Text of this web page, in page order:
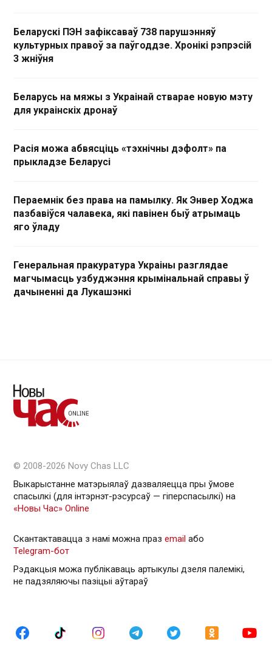
Беларускі ПЭН зафіксаваў 738 парушэнняў
культурных правоў за паўгоддзе. Хронікі рэпрэсій
3 жніўня
Беларусь на мяжы з Украінай стварае новую мэту
для украінскіх дронаў
Расія можа абвясціць «тэхнічны дэфолт» па
прыкладзе Беларусі
Пераемнік без права на памылку. Як Энвер Ходжа
пазбавіўся чалавека, які павінен быў атрымаць
яго ўладу
Генеральная пракуратура Украіны разглядае
магчымасць узбуджэння крымінальнай справы ў
дачыненні да Лукашэнкі
© 2008-2026 Novy Chas LLC
Выкарыстанне матэрыялаў дазваляецца пры ўмове
спасылкі (для інтэрнэт-рэсурсаў — гiперспасылкi) на
«Новы Час» Online
Скантактавацца з намі можна праз email або
Telegram-бот
Рэдакцыя можа публікаваць артыкулы дзеля палемікі,
не падзяляючы пазіцыі аўтараў